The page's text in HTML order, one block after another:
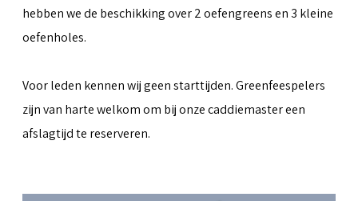
hebben we de beschikking over 2 oefengreens en 3 kleine
oefenholes.
Voor leden kennen wij geen starttijden. Greenfeespelers
zijn van harte welkom om bij onze caddiemaster een
afslagtijd te reserveren.